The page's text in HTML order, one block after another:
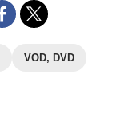
VOD, DVD